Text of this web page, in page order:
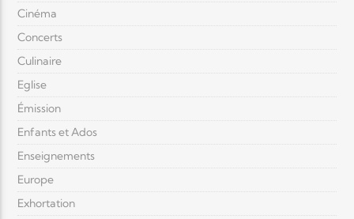
Cinéma
Concerts
Culinaire
Eglise
Émission
Enfants et Ados
Enseignements
Europe
Exhortation